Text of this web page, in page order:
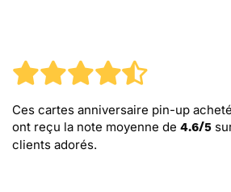
Ces cartes anniversaire pin-up
ont reçu la note moyenne de 4.6/5
clients adorés.